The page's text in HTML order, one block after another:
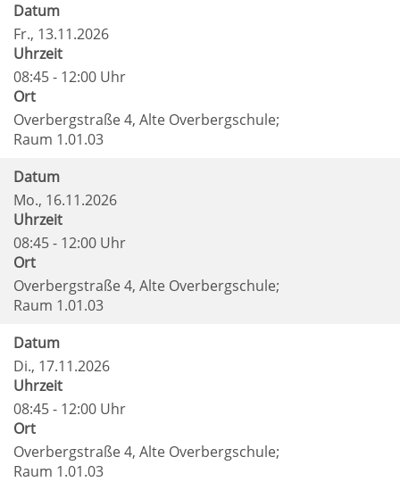
Datum
Fr., 13.11.2026
Uhrzeit
08:45 - 12:00 Uhr
Ort
Overbergstraße 4, Alte Overbergschule;
Raum 1.01.03
Datum
Mo., 16.11.2026
Uhrzeit
08:45 - 12:00 Uhr
Ort
Overbergstraße 4, Alte Overbergschule;
Raum 1.01.03
Datum
Di., 17.11.2026
Uhrzeit
08:45 - 12:00 Uhr
Ort
Overbergstraße 4, Alte Overbergschule;
Raum 1.01.03